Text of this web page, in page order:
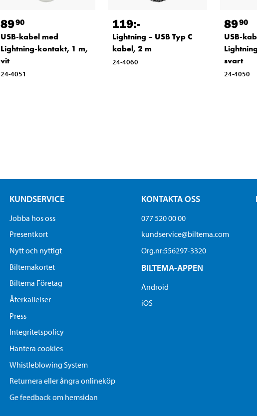
8990
USB-kabel med
Lightning-kontakt, 1 m,
vit
24-4051
119:-
Lightning – USB Typ C
kabel, 2 m
24-4060
8990
USB-
svart
24-4050
KUNDSERVICE
Jobba hos oss
Presentkort
Nytt och nyttigt
Biltemakortet
Biltema Företag
Återkallelser
Press
Integritetspolicy
Hantera cookies
Whistleblowing System
Returnera eller ångra onlineköp
Ge feedback om hemsidan
KONTAKTA OSS
077 520 00 00
kundservice@biltema.com
Org.nr:556297-3320
BILTEMA-APPEN
Android
iOS